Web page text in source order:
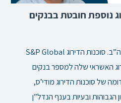
נוספת חובטת בבנקים
מכה נוספת במגזר הבנקאות בארה”ב. סוכנות הדירוג S&P Global
האשראי שלה למספר בנקים
של סוכנות הדירוג מודי’ס,
הגבוהות ובעיות בענף הנדל”ן